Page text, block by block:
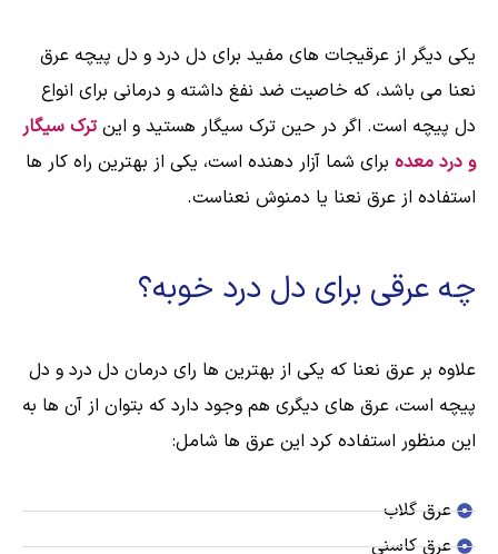
یکی دیگر از عرقیجات های مفید برای دل درد و دل پیچه عرق
نعنا می باشد، که خاصیت ضد نفغ داشته و درمانی برای انواع
دل پیچه است. اگر در حین ترک سیگار هستید و اینترک سیگار
و درد معده برای شما آزار دهنده است، یکی از بهترین راه کار ها
استفاده از عرق نعنا یا دمنوش نعناست.
چه عرقی برای دل درد خوبه؟
علاوه بر عرق نعنا که یکی از بهترین ها رای درمان دل درد و دل
پیچه است، عرق های دیگری هم وجود دارد که بتوان از آن ها به
این منظور استفاده کرد این عرق ها شامل:
عرق گلاب
عرق کاسنی